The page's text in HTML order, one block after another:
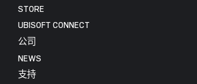
STORE
UBISOFT CONNECT
公司
NEWS
支持